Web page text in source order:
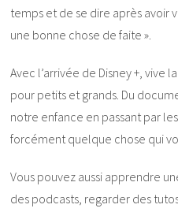
temps et de se dire après avoir
une bonne chose de faite ».
Avec l’arrivée de Disney +, vive
pour petits et grands. Du
notre enfance en passant par
forcément quelque chose qui
Vous pouvez aussi apprendre
des podcasts, regarder des